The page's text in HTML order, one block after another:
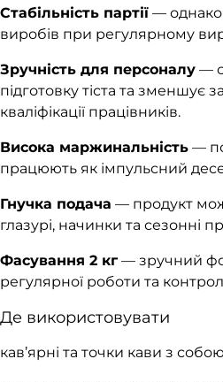
Стабільність партії —
виробів при регулярному
Зручність для персоналу —
підготовку тіста та зменшує
кваліфікації працівників.
Висока маржинальність —
працюють як імпульсний
Гнучка подача — продукт
глазурі, начинки та сезонні
Фасування 2 кг— зручний
регулярної роботи та
Де використовувати
кав’ярні та точки кави з